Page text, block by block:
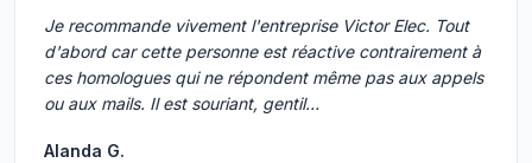
Je recommande vivement l'entreprise Victor Elec. Tout
d'abord car cette personne est réactive contrairement à
ces homologues qui ne répondent même pas aux appels
ou aux mails. Il est souriant, gentil…
Alanda G.